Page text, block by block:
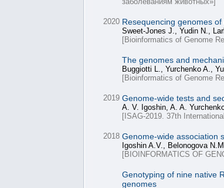
2020 Resequencing genomes
Sweet-Jones J., Yudin N.,
[Bioinformatics of Genome
The genomes and
Buggiotti L., Yurchenko A.,
[Bioinformatics of Genome
2019 Genome-wide tests and
A. V. Igoshin, A. A.
[ISAG-2019. 37th
2018 Genome-wide association
Igoshin A.V., Belonogova
[BIOINFORMATICS OF
Genotyping of nine native
genomes